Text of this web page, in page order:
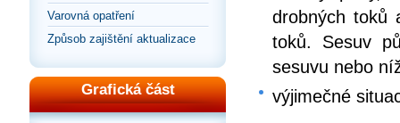
Varovná opatření
Způsob zajištění aktualizace
Grafická část
drobných toků
toků. Sesuv
sesuvu nebo
výjimečné